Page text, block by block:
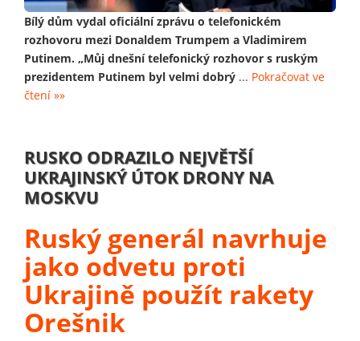
Bílý dům vydal oficiální zprávu o telefonickém
rozhovoru mezi Donaldem Trumpem a Vladimirem
Putinem. „Můj dnešní telefonický rozhovor s ruským
prezidentem Putinem byl velmi dobrý ... Pokračovat ve
čtení »»
RUSKO ODRAZILO NEJVĚTŠÍ
UKRAJINSKÝ ÚTOK DRONY NA
MOSKVU
Ruský generál navrhuje
jako odvetu proti
Ukrajině použít rakety
Orešnik